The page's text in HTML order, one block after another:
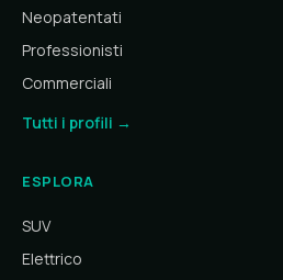
Neopatentati
Professionisti
Commerciali
Tutti i profili →
ESPLORA
SUV
Elettrico